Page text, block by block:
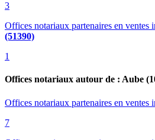
3
Offices notariaux partenaires en ventes
(51390)
1
Offices notariaux autour de : Aube
Offices notariaux partenaires en ventes
7